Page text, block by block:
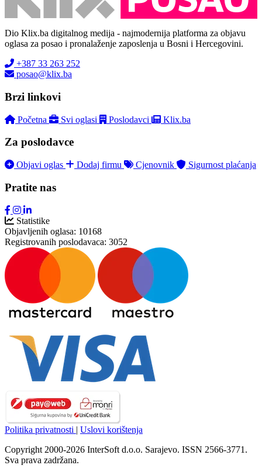
Dio Klix.ba digitalnog medija - najmodernija platforma za objavu
oglasa za posao i pronalaženje zaposlenja u Bosni i Hercegovini.
+387 33 263 252
posao@klix.ba
Brzi linkovi
Početna Svi oglasi Poslodavci Klix.ba
Za poslodavce
Objavi oglas Dodaj firmu Cjenovnik Sigurnost plaćanja
Pratite nas
Statistike
Objavljenih oglasa: 10168
Registrovanih poslodavaca: 3052
Politika privatnosti | Uslovi korištenja
Copyright 2000-2026 InterSoft d.o.o. Sarajevo. ISSN 2566-3771.
Sva prava zadržana.